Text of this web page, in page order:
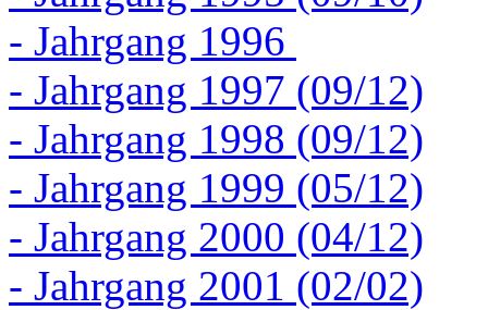
- Jahrgang 1996
- Jahrgang 1997 (09/12)
- Jahrgang 1998 (09/12)
- Jahrgang 1999 (05/12)
- Jahrgang 2000 (04/12)
- Jahrgang 2001 (02/02)